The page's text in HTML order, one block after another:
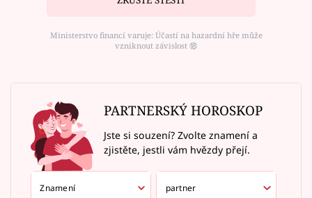
Ministerstvo financí varuje: Účastí na hazardní hře může
vzniknout závislost ⑱
PARTNERSKÝ HOROSKOP
Jste si souzení? Zvolte znamení a
zjistěte, jestli vám hvězdy přejí.